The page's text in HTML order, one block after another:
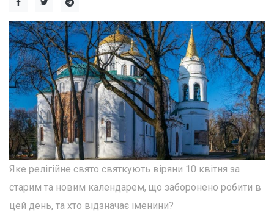
Яке релігійне свято святкують віряни 10 квітня за
старим та новим календарем, що заборонено робити в
цей день, та хто відзначає іменини?